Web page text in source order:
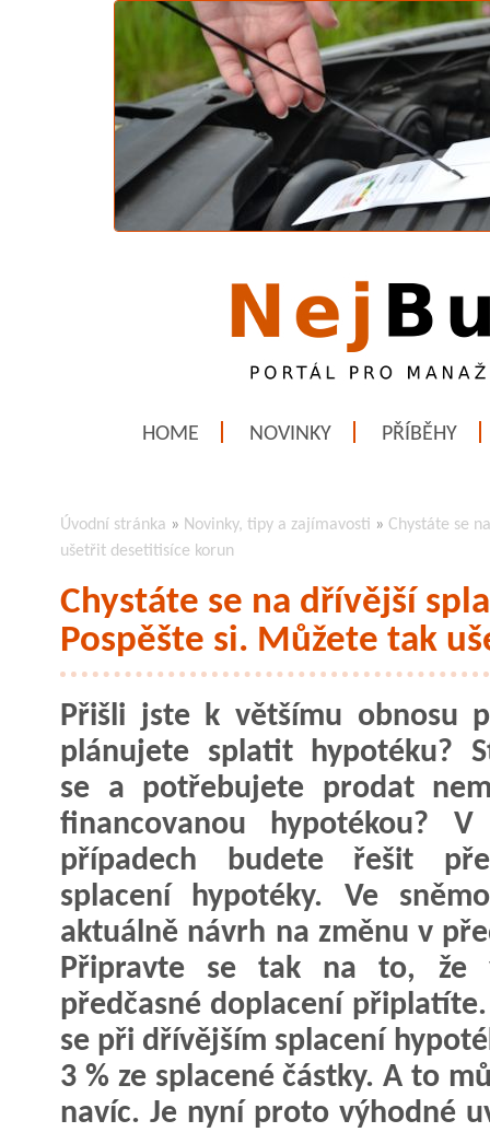
HOME NOVINKY PŘÍBĚHY
Úvodní stránka » Novinky, tipy a zajímavosti » Chystáte se
ušetřit desetitisíce korun
Chystáte se na dřívější
Pospěšte si. Můžete tak
Přišli jste k většímu obnosu
plánujete splatit hypotéku?
se a potřebujete prodat
financovanou hypotékou?
případech budete řešit
splacení hypotéky. Ve
aktuálně návrh na změnu v
Připravte se tak na to, že
předčasné doplacení
se při dřívějším splacení
3 % ze splacené částky. A to
navíc. Je nyní proto výhodné